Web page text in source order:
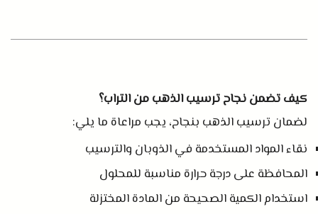
كيف تضمن نجاح ترسيب الذهب من التراب؟
لضمان ترسيب الذهب بنجاح، يجب مراعاة ما يلي:
نقاء المواد المستخدمة في الذوبان والترسيب
المحافظة على درجة حرارة مناسبة للمحلول
استخدام الكمية الصحيحة من المادة المختزلة